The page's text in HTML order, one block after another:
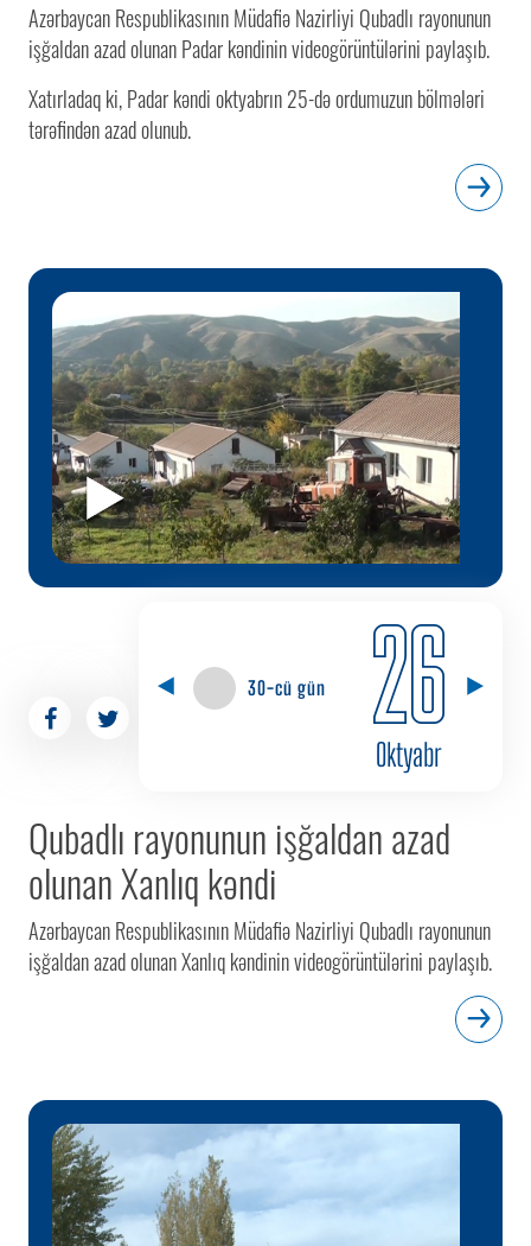
Azərbaycan Respublikasının Müdafiə Nazirliyi Qubadlı rayonunun
işğaldan azad olunan Padar kəndinin videogörüntülərini paylaşıb.
Xatırladaq ki, Padar kəndi oktyabrın 25-də ordumuzun bölmələri
tərəfindən azad olunub.
30-cü gün 26
Oktyabr
Qubadlı rayonunun işğaldan azad
olunan Xanlıq kəndi
Azərbaycan Respublikasının Müdafiə Nazirliyi Qubadlı rayonunun
işğaldan azad olunan Xanlıq kəndinin videogörüntülərini paylaşıb.